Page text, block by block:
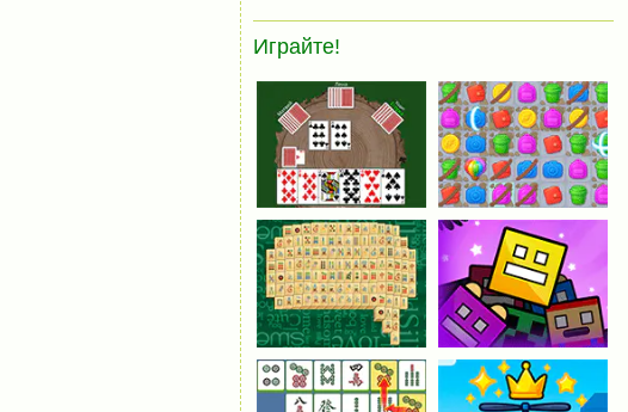
Играйте!